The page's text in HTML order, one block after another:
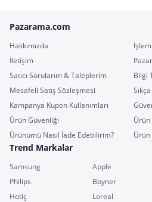
Pazarama.com
Hakkımızda
İletişim
Satıcı Sorularım & Taleplerim
Bilgi
Mesafeli Satış Sözleşmesi
Kampanya Kupon Kullanımları
Ürün Güvenliği
Ürün
Ürünümü Nasıl İade Edebilirim?
Trend Markalar
Samsung Apple
Philips
Boyner
Hotiç
Loreal